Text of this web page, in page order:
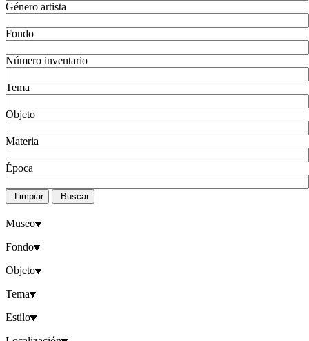
Género artista
Fondo
Número inventario
Tema
Objeto
Materia
Época
Limpiar Buscar
Museo
Fondo
Objeto
Tema
Estilo